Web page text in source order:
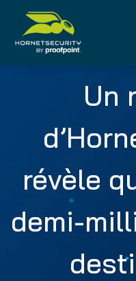
content
content
Un
révèle
demi-